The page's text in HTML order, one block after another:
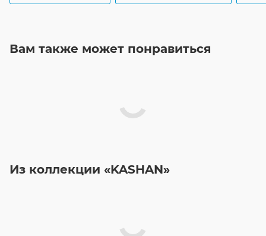
Вам также может понравиться
Из коллекции «KASHAN»